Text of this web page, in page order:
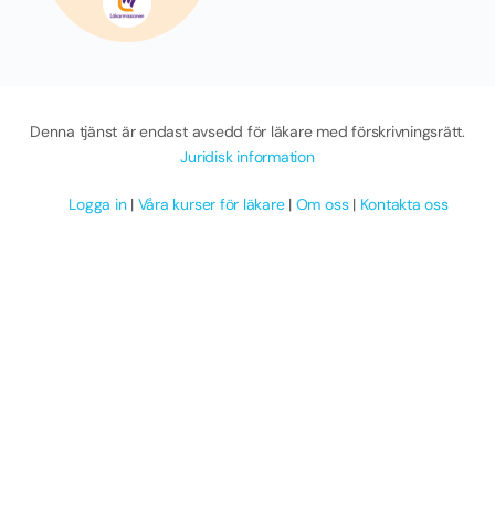
Denna tjänst är endast avsedd för läkare med förskrivningsrätt.
Juridisk information
Logga in| Våra kurser för läkare| Om oss| Kontakta oss